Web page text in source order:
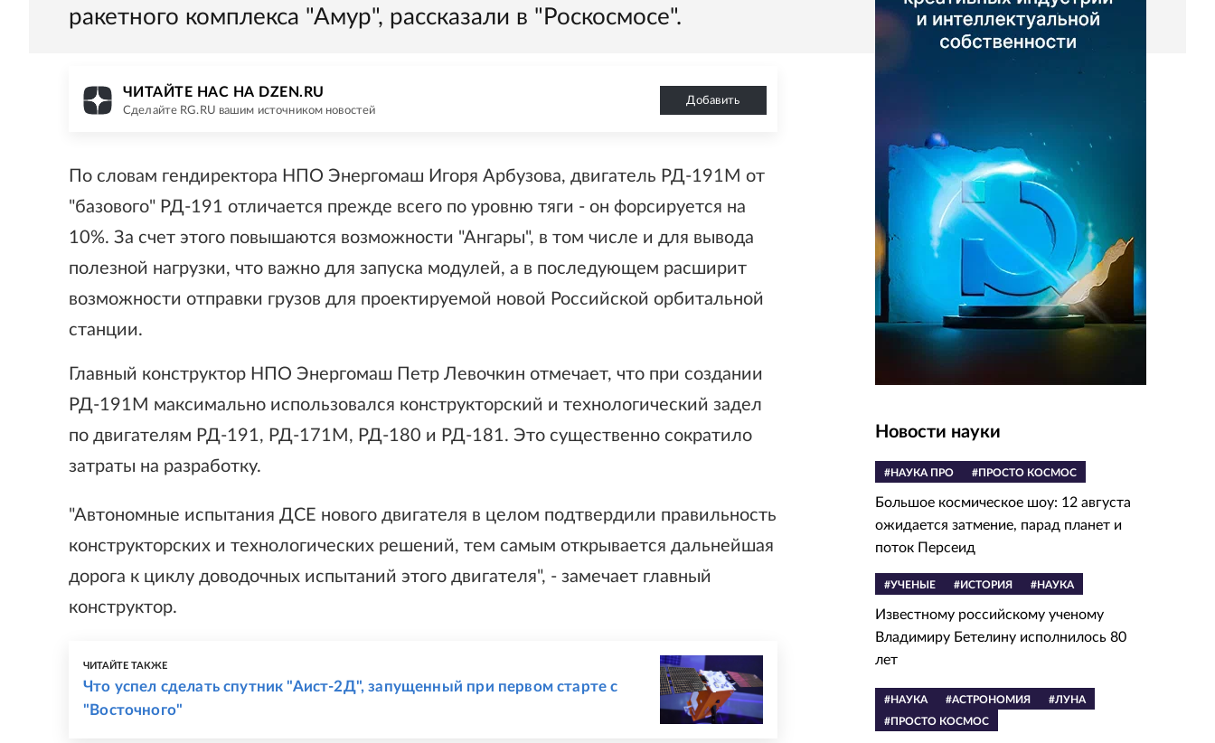
ракетного комплекса "Амур", рассказали в "Роскосмосе".
ЧИТАЙТЕ НАС НА DZEN.RU
Сделайте RG.RU вашим источником новостей
Добавить
По словам гендиректора НПО Энергомаш Игоря Арбузова, двигатель РД-191М от
"базового" РД-191 отличается прежде всего по уровню тяги - он форсируется на
10%. За счет этого повышаются возможности "Ангары", в том числе и для вывода
полезной нагрузки, что важно для запуска модулей, а в последующем расширит
возможности отправки грузов для проектируемой новой Российской орбитальной
станции.
Главный конструктор НПО Энергомаш Петр Левочкин отмечает, что при создании
РД-191М максимально использовался конструкторский и технологический задел
по двигателям РД-191, РД-171М, РД-180 и РД-181. Это существенно сократило
затраты на разработку.
"Автономные испытания ДСЕ нового двигателя в целом подтвердили правильность
конструкторских и технологических решений, тем самым открывается дальнейшая
дорога к циклу доводочных испытаний этого двигателя", - замечает главный
конструктор.
ЧИТАЙТЕ ТАКЖЕ
Что успел сделать спутник "Аист-2Д", запущенный при первом старте с
"Восточного"
Новости науки
#НАУКА ПРО #ПРОСТО КОСМОС
Большое космическое шоу: 12 августа
ожидается затмение, парад планет и
поток Персеид
#УЧЕНЫЕ #ИСТОРИЯ #НАУКА
Известному российскому ученому
Владимиру Бетелину исполнилось 80
лет
#НАУКА #АСТРОНОМИЯ
#ЛУНА
#ПРОСТО КОСМОС